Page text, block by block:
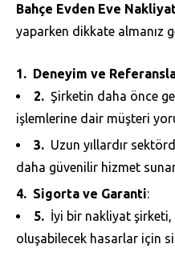
Bahçe Evden Eve
yaparken dikkate almanız
Deneyim ve
Şirketin daha önce
işlemlerine dair müşteri
Uzun yıllardır
daha güvenilir hizmet
Sigorta ve Garanti:
İyi bir nakliyat şirketi,
oluşabilecek hasarlar için